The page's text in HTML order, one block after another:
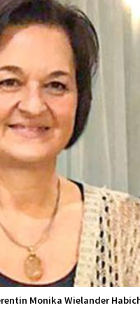
Monika Wielander